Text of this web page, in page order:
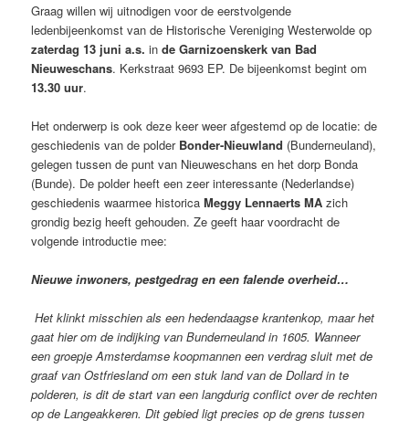
Graag willen wij uitnodigen voor de eerstvolgende
ledenbijeenkomst van de Historische Vereniging Westerwolde op
zaterdag 13 juni a.s. inde Garnizoenskerk van Bad
Nieuweschans. Kerkstraat 9693 EP. De bijeenkomst begint om
13.30 uur.
Het onderwerp is ook deze keer weer afgestemd op de locatie: de
geschiedenis van de polder Bonder-Nieuwland (Bunderneuland),
gelegen tussen de punt van Nieuweschans en het dorp Bonda
(Bunde). De polder heeft een zeer interessante (Nederlandse)
geschiedenis waarmee historicaMeggy Lennaerts MAzich
grondig bezig heeft gehouden. Ze geeft haar voordracht de
volgende introductie mee:
Nieuwe inwoners, pestgedrag en een falende overheid…
Het klinkt misschien als een hedendaagse krantenkop, maar het
gaat hier om de indijking van Bunderneuland in 1605. Wanneer
een groepje Amsterdamse koopmannen een verdrag sluit met de
graaf van Ostfriesland om een stuk land van de Dollard in te
polderen, is dit de start van een langdurig conflict over de rechten
op de Langeakkeren. Dit gebied ligt precies op de grens tussen